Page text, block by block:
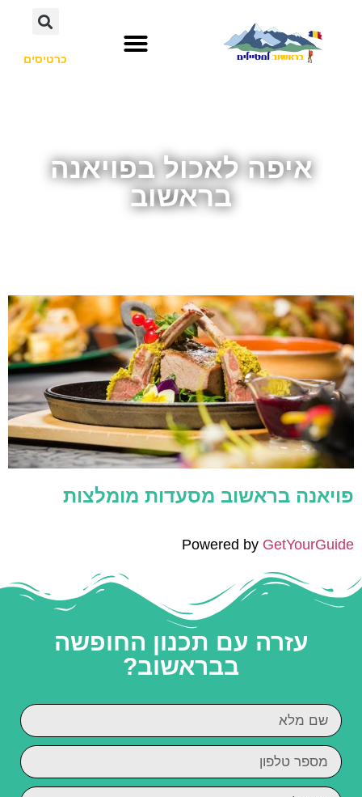
כרטיסים
איפה לאכול בפויאנה
בראשוב
פויאנה בראשוב מסעדות מומלצות
Powered by GetYourGuide
עזרה עם תכנון החופשה
בבראשוב?